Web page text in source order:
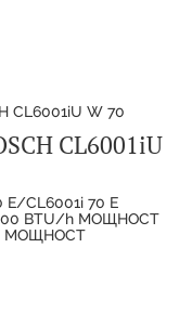
CL6001iU
E/CL6001i 70 E
BTU/h МОЩНОСТ
МОЩНОСТ